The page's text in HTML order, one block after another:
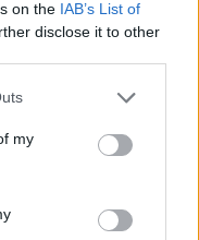
on the IAB’s List of
disclose it to other
my